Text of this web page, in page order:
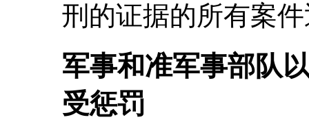
刑的证据的所有案
军事和准军事部队
受惩罚